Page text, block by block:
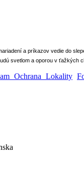
a príkazov vedie do
svetlom a oporou v ťažkých
Ochrana Lokality